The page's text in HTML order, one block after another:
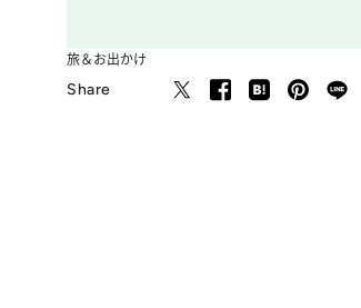
旅＆お出かけ
Share